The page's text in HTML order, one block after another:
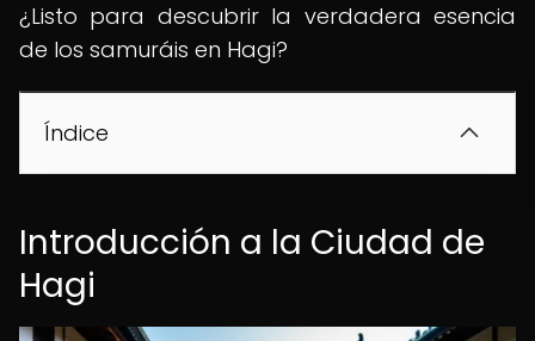
¿Listo para descubrir la verdadera esencia
de los samuráis en Hagi?
Índice
Introducción a la Ciudad de
Hagi